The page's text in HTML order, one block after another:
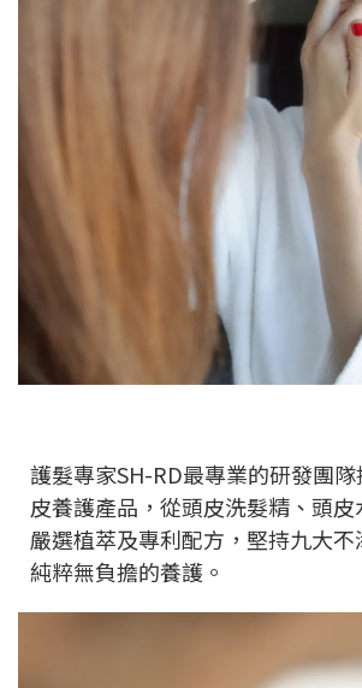
護髮專家SH-RD最專業的研發團
皮養護產品，從頭皮洗髮精、頭皮
嚴選植萃及專利配方，堅持九大
純粹無負擔的養護。